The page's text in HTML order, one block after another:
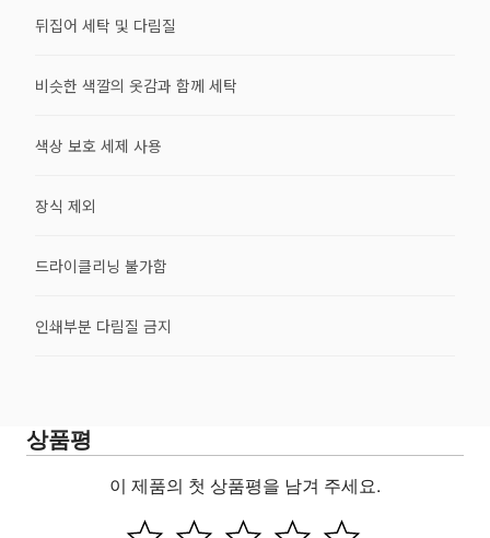
뒤집어 세탁 및 다림질
비슷한 색깔의 옷감과 함께 세탁
색상 보호 세제 사용
장식 제외
드라이클리닝 불가함
인쇄부분 다림질 금지
상품평
이 제품의 첫 상품평을 남겨 주세요.